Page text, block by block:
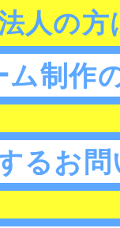
人の方
ム制作
るお